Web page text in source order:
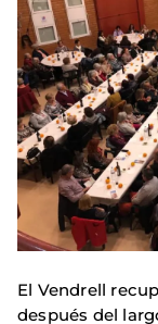
El Vendrell
después del